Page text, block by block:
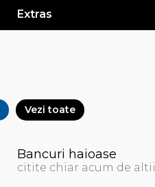
Extras
Vezi toate
Bancuri haioase
citite chiar acum de altii